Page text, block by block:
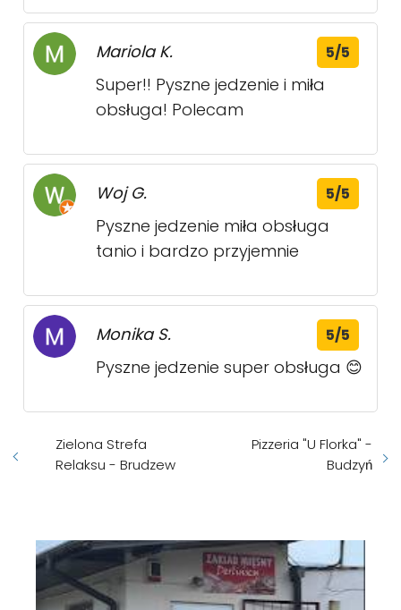
Mariola K. 5/5
Super!! Pyszne jedzenie i miła
obsługa! Polecam
Woj G. 5/5
Pyszne jedzenie miła obsługa
tanio i bardzo przyjemnie
Monika S. 5/5
Pyszne jedzenie super obsługa 😊
Zielona Strefa
Relaksu - Brudzew
Pizzeria "U Florka" -
Budzyń